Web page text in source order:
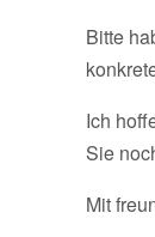
Bitte
Ich
Sie
Mit